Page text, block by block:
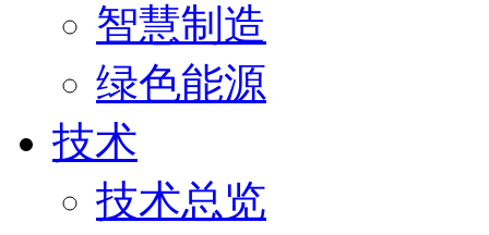
智慧制造
绿色能源
技术
技术总览